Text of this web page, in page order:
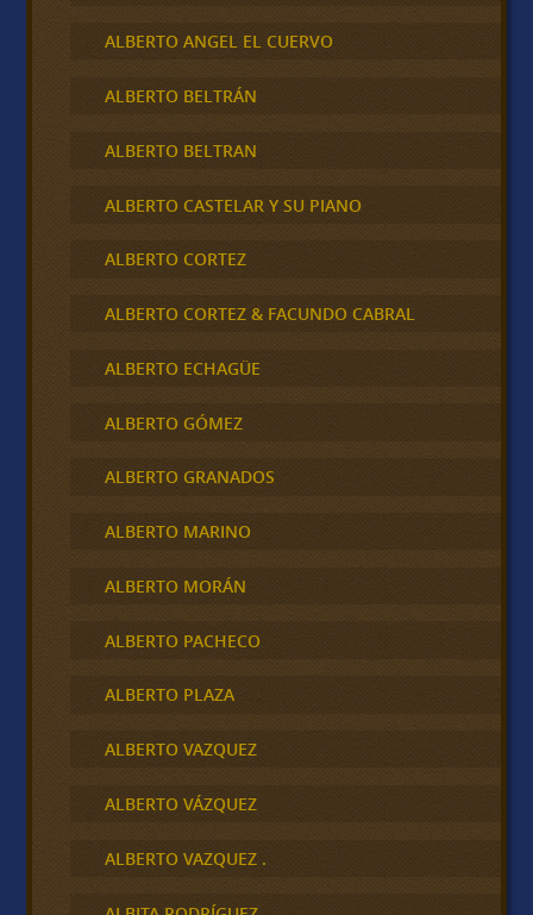
ALBERTO ANGEL EL CUERVO
ALBERTO BELTRÁN
ALBERTO BELTRAN
ALBERTO CASTELAR Y SU PIANO
ALBERTO CORTEZ
ALBERTO CORTEZ & FACUNDO CABRAL
ALBERTO ECHAGÜE
ALBERTO GÓMEZ
ALBERTO GRANADOS
ALBERTO MARINO
ALBERTO MORÁN
ALBERTO PACHECO
ALBERTO PLAZA
ALBERTO VAZQUEZ
ALBERTO VÁZQUEZ
ALBERTO VAZQUEZ .